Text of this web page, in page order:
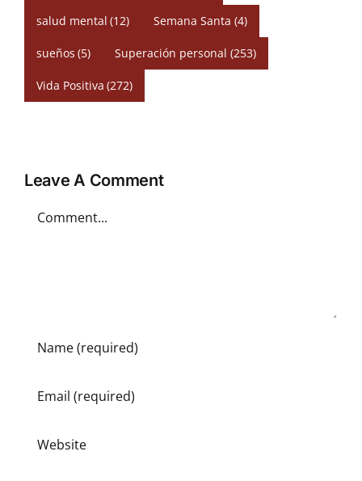
salud mental (12) Semana Santa (4)
sueños (5) Superación personal (253)
Vida Positiva (272)
Leave A Comment